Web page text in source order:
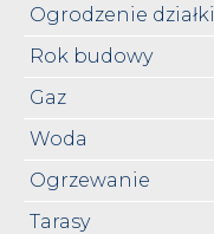
Ogrodzenie działki
Rok budowy
Gaz
Woda
Ogrzewanie
Tarasy